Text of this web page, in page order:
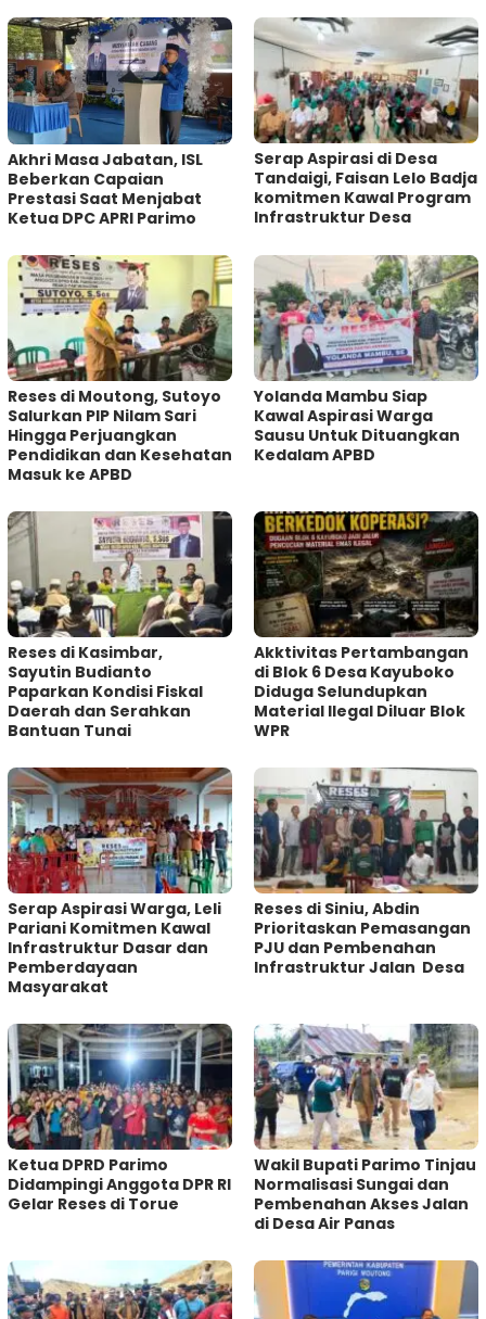
Akhri Masa Jabatan, ISL
Beberkan Capaian
Prestasi Saat Menjabat
Ketua DPC APRI Parimo
Serap Aspirasi di Desa
Tandaigi, Faisan Lelo Badja
komitmen Kawal Program
Infrastruktur Desa
Reses di Moutong, Sutoyo
Salurkan PIP Nilam Sari
Hingga Perjuangkan
Pendidikan dan Kesehatan
Masuk ke APBD
Yolanda Mambu Siap
Kawal Aspirasi Warga
Sausu Untuk Dituangkan
Kedalam APBD
Reses di Kasimbar,
Sayutin Budianto
Paparkan Kondisi Fiskal
Daerah dan Serahkan
Bantuan Tunai
Akktivitas Pertambangan
di Blok 6 Desa Kayuboko
Diduga Selundupkan
Material Ilegal Diluar Blok
WPR
Serap Aspirasi Warga, Leli
Pariani Komitmen Kawal
Infrastruktur Dasar dan
Pemberdayaan
Masyarakat
Reses di Siniu, Abdin
Prioritaskan Pemasangan
PJU dan Pembenahan
Infrastruktur Jalan Desa
Ketua DPRD Parimo
Didampingi Anggota DPR RI
Gelar Reses di Torue
Wakil Bupati Parimo Tinjau
Normalisasi Sungai dan
Pembenahan Akses Jalan
di Desa Air Panas